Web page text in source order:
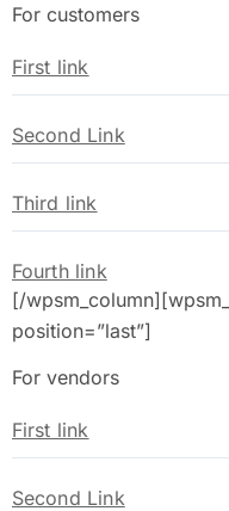
For customers
First link
Second Link
Third link
Fourth link
[/
position=”last”]
For vendors
First link
Second Link